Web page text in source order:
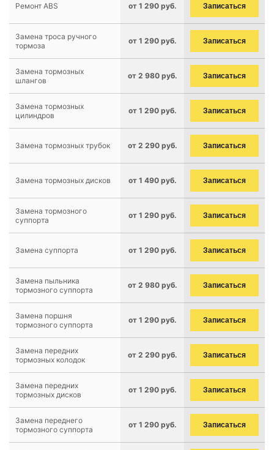
Ремонт ABS от 1 290 руб. Записаться
Замена троса ручного
тормоза
от 1 290 руб. Записаться
Замена тормозных
шлангов
от 2 980 руб. Записаться
Замена тормозных
цилиндров
от 1 290 руб. Записаться
Замена тормозных трубок от 2 290 руб. Записаться
Замена тормозных дисков от 1 490 руб. Записаться
Замена тормозного
суппорта
от 1 290 руб. Записаться
Замена суппорта от 1 290 руб. Записаться
Замена пыльника
тормозного суппорта
от 2 980 руб. Записаться
Замена поршня
тормозного суппорта
от 1 290 руб. Записаться
Замена передних
тормозных колодок
от 2 290 руб. Записаться
Замена передних
тормозных дисков
от 1 290 руб. Записаться
Замена переднего
тормозного суппорта
от 1 290 руб. Записаться